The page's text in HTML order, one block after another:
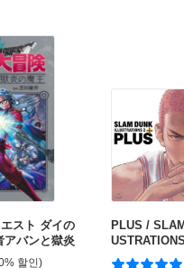
エスト ダイの
アバンと獄炎
할인)
PLUS /